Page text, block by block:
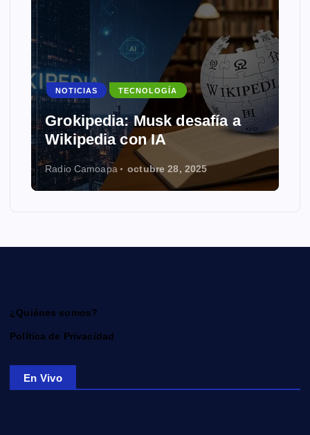
NOTICIAS TECNOLOGÍA
Grokipedia: Musk desafía a
Wikipedia con IA
Radio Camoapa octubre 28, 2025
¿Quiénes somos?
Política de Privacidad
En Vivo